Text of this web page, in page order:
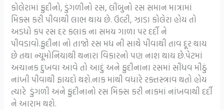
કોલેરામાં ફુદીનો, ડુંગળીનો રસ, લીંબુનો રસ સમાન માત્રામાં
મિક્સ કરી પીવાથી લાભ થાય છે. ઉલ્ટી, ઝાડા કોલેરા હોય તો
અડધો કપ રસ દર કલાક ના સમય ગાળા પર દર્દી ને
પીવડાવો.ફુદીના નો તાજો રસ મધ ની સાથે પીવાથી તાવ દૂર થાય
છે તથા ન્યૂમોનિયાથી થનારા વિકારનો પણ નાશ થાય છે.પેટમાં
અચાનક દુખવા આવે તો આદું અને ફુદીનાના રસમાં સીંધવ મીઠું
નાંખી પીવાથી ફાયદો થશે.નાક માંથી વધારે રક્તસ્ત્રાવ થતો હોય
ત્યારે ડુંગળી અને ફુદીનાનો રસ મિક્સ કરી નાકમાં નાંખવાથી દર્દી
ને આરામ થશે.